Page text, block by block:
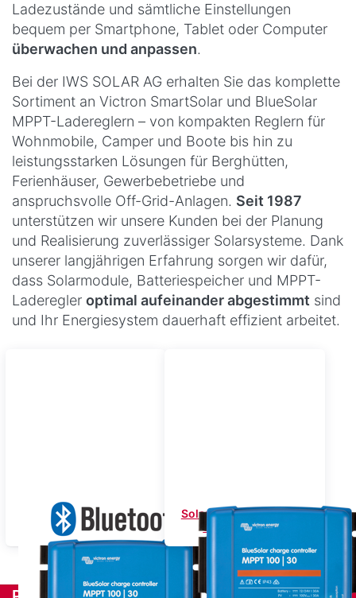
Ladezustände und sämtliche Einstellungen
bequem per Smartphone, Tablet oder Computer
überwachen und anpassen.
Bei der IWS SOLAR AG erhalten Sie das komplette
Sortiment an Victron SmartSolar und BlueSolar
MPPT-Ladereglern – von kompakten Reglern für
Wohnmobile, Camper und Boote bis hin zu
leistungsstarken Lösungen für Berghütten,
Ferienhäuser, Gewerbebetriebe und
anspruchsvolle Off-Grid-Anlagen. Seit 1987
unterstützen wir unsere Kunden bei der Planung
und Realisierung zuverlässiger Solarsysteme. Dank
unserer langjährigen Erfahrung sorgen wir dafür,
dass Solarmodule, Batteriespeicher und MPPT-
Laderegler optimal aufeinander abgestimmt sind
und Ihr Energiesystem dauerhaft effizient arbeitet.
Solarladeregler Victron
mit Bluetooth
Solarladeregler Victron
ohne Bluetooth